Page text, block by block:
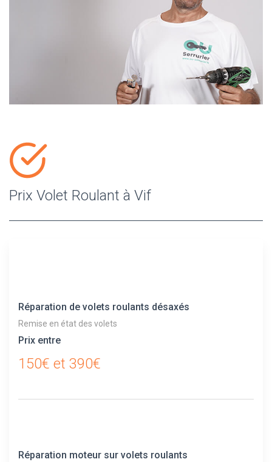
Prix Volet Roulant à Vif
Réparation de volets roulants désaxés
Remise en état des volets
Prix entre
150€ et 390€
Réparation moteur sur volets roulants